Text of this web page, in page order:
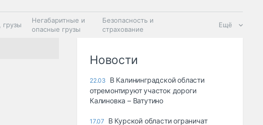
грузы
Негабаритные и
опасные грузы
Безопасность и
страхование
Ещё
Новости
22.03
В Калининградской области
отремонтируют участок дороги
Калиновка – Ватутино
17.07
В Курской области ограничат